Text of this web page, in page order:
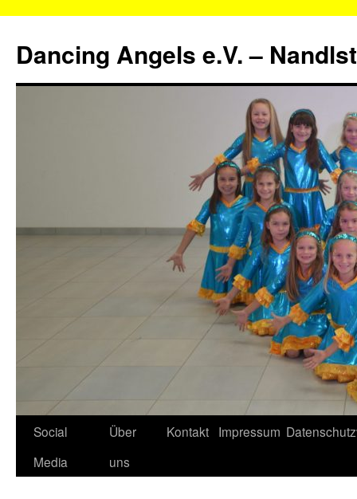
springen
Dancing Angels e.V. –
Social
Media
Über
uns
Kontakt Impressum